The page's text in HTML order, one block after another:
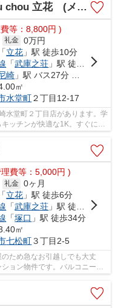
ゾンドシュシュタチバナ)
等：8,800円 )
礼金 0万円
「立花 」駅 徒歩10分
「武庫之荘 」駅 徒歩18分
崎 」駅 バス27分 「水堂町」 停歩10分
㎡
水堂町２丁目12-17
水堂町２丁目店があります。学
ッチンが快適な1K。すぐにお
室で...
費等：5,000円 )
礼金 0ヶ月
「立花 」駅 徒歩6分
「武庫之荘 」駅 徒歩32分
「塚口 」駅 徒歩34分
㎡
七松町３丁目2-5
ため急なお引越しでも大丈
ョン物件です。バルコニーか